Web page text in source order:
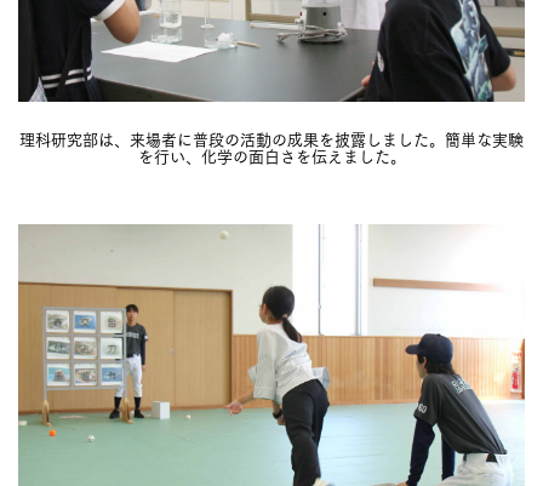
理科研究部は、来場者に普段の活動の成果を披露しました。簡単な実験
を行い、化学の面白さを伝えました。